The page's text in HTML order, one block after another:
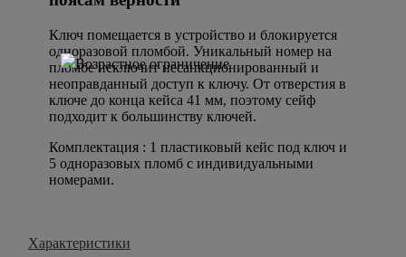
Ключ помещается в устройство и блокируется
одноразовой пломбой. Уникальный номер на
пломбе исключит несанкционированный и
неоправданный доступ к ключу. От отверстия в
ключе до конца кейса 41 мм, поэтому сейф
подходит к большинству ключей.
Комплектация : 1 пластиковый кейс под ключ и
5 одноразовых пломб с индивидуальными
номерами.
Характеристики